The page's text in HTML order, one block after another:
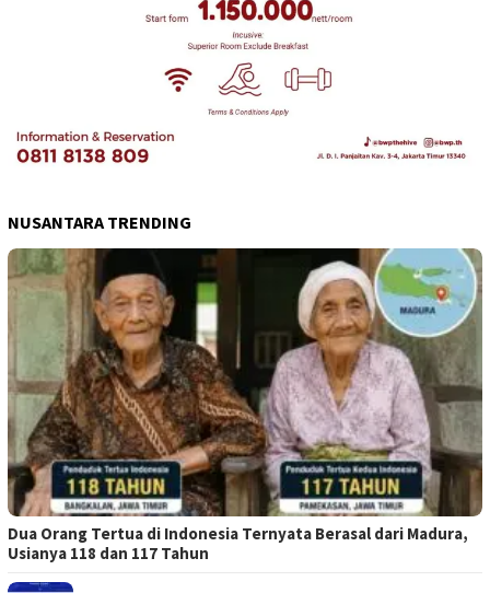
NUSANTARA TRENDING
Dua Orang Tertua di Indonesia Ternyata Berasal dari Madura,
Usianya 118 dan 117 Tahun